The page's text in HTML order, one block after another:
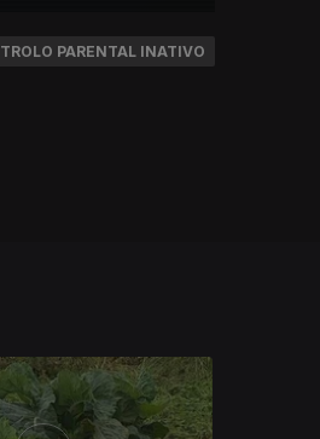
PARENTAL INATIVO